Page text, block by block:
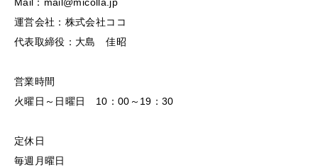
運営会社：株式会社ココ
代表取締役：大島 佳昭
営業時間
火曜日～日曜日 10：00～19：30
定休日
毎週月曜日